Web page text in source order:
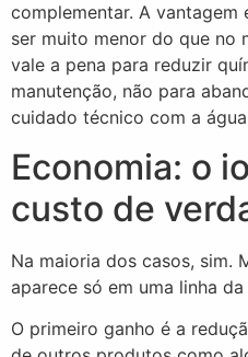
complementar. A vantagem
ser muito menor do que no
vale a pena para reduzir
manutenção, não para
cuidado técnico com a
Economia: o
custo de
Na maioria dos casos, sim.
aparece só em uma linha da
O primeiro ganho é a